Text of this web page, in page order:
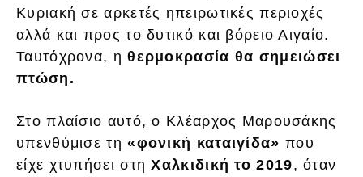
Κυριακή σε αρκετές ηπειρωτικές περιοχές
αλλά και προς το δυτικό και βόρειο Αιγαίο.
Ταυτόχρονα, ηθερμοκρασία θα σημειώσει
πτώση.
Στο πλαίσιο αυτό, ο Κλέαρχος Μαρουσάκης
υπενθύμισε τη«φονική καταιγίδα» που
είχε χτυπήσει στηΧαλκιδική το 2019, όταν